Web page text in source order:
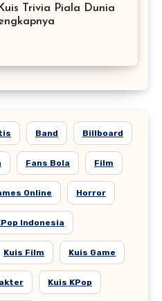
Trivia Piala Dunia
Band Billboard
Fans Bola Film
Online Horror
Indonesia
Kuis Film Kuis Game
Kuis KPop